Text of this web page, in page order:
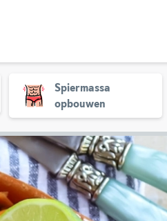
Spiermassa
opbouwen